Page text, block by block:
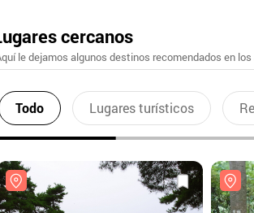
cercanos
le dejamos algunos destinos recomendados en
Todo Lugares turísticos